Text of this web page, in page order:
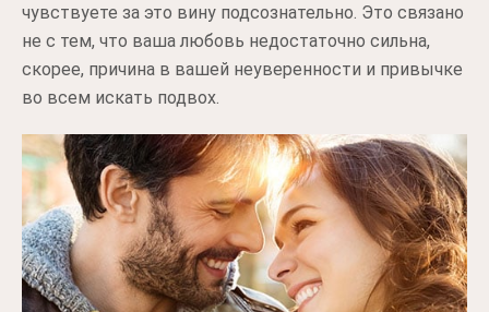
чувствуете за это вину подсознательно. Это связано
не с тем, что ваша любовь недостаточно сильна,
скорее, причина в вашей неуверенности и привычке
во всем искать подвох.